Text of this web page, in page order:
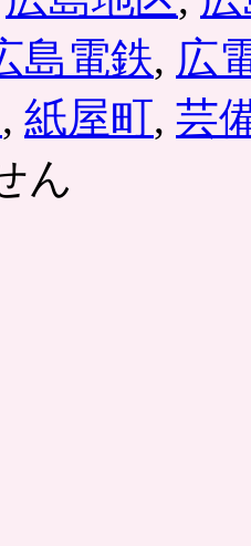
島電鉄, 広
, 紙屋町, 芸
ん